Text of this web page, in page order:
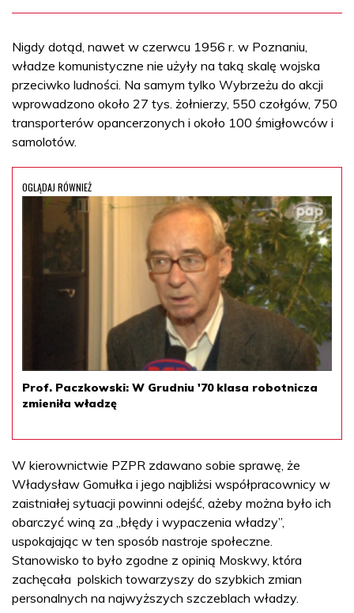
Nigdy dotąd, nawet w czerwcu 1956 r. w Poznaniu,
władze komunistyczne nie użyły na taką skalę wojska
przeciwko ludności. Na samym tylko Wybrzeżu do akcji
wprowadzono około 27 tys. żołnierzy, 550 czołgów, 750
transporterów opancerzonych i około 100 śmigłowców i
samolotów.
OGLĄDAJ RÓWNIEŻ
Prof. Paczkowski: W Grudniu '70 klasa robotnicza
zmieniła władzę
W kierownictwie PZPR zdawano sobie sprawę, że
Władysław Gomułka i jego najbliżsi współpracownicy w
zaistniałej sytuacji powinni odejść, ażeby można było ich
obarczyć winą za „błędy i wypaczenia władzy”,
uspokajając w ten sposób nastroje społeczne.
Stanowisko to było zgodne z opinią Moskwy, która
zachęcała polskich towarzyszy do szybkich zmian
personalnych na najwyższych szczeblach władzy.